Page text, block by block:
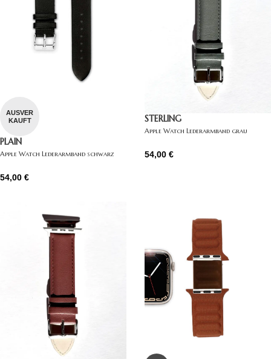
AUSVER
KAUFT
PLAIN
Apple Watch Lederarmband schwarz
54,00 €
STERLING
Apple Watch Lederarmband grau
54,00 €